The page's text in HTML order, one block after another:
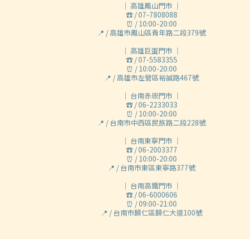
｜ 高雄鳳山門市 ｜
☎ / 07-7808088
⏰ / 10:00-20:00
📍 / 高雄市鳳山區青年路二段379號
｜ 高雄巨蛋門市 ｜
☎ / 07-5583355
⏰ / 10:00-20:00
📍 / 高雄市左營區裕誠路467號
｜ 台南赤崁門市 ｜
☎ / 06-2233033
⏰ / 10:00-20:00
📍 / 台南市中西區民族路二段228號
｜ 台南東寧門市 ｜
☎ / 06-2003377
⏰ / 10:00-20:00
📍 / 台南市東區東寧路377號
｜ 台南高鐵門市 ｜
☎ / 06-6000606
⏰ / 09:00-21:00
📍 / 台南市歸仁區歸仁大道100號